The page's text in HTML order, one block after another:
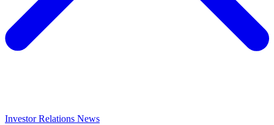
Investor Relations News